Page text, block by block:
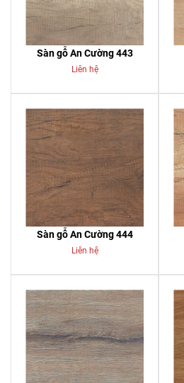
Sàn gỗ An Cường 443
Liên hệ
Sàn gỗ An Cường 444
Liên hệ